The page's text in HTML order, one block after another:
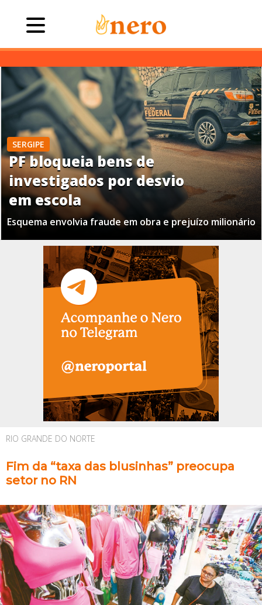
SERGIPE
PF bloqueia bens de
investigados por desvio
em escola
Esquema envolvia fraude em obra e prejuízo milionário
RIO GRANDE DO NORTE
Fim da “taxa das blusinhas” preocupa
setor no RN